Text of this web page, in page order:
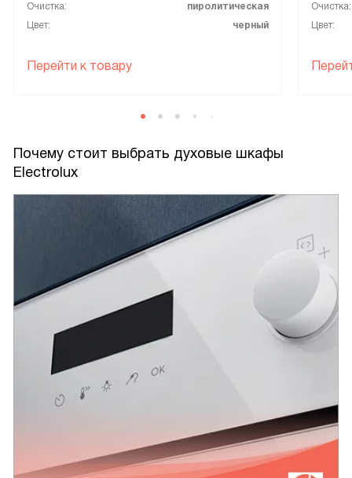
Очистка:
пиролитическая
Цвет:
черный
Перейти к товару
Очистка:
Цвет:
Почему стоит выбрать духовые шкафы
Electrolux